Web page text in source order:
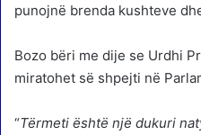
punojnë brenda kushteve
Bozo bëri me dije se Urdhi
miratohet së shpejti në
“Tërmeti është një dukuri